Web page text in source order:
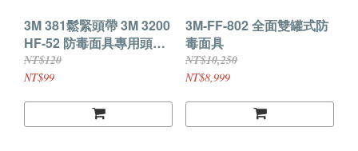
3M 381鬆緊頭帶 3M 3200
HF-52 防毒面具專用頭帶
配件
NT$120
NT$99
3M-FF-802 全面雙罐式防
毒面具
NT$10,250
NT$8,999